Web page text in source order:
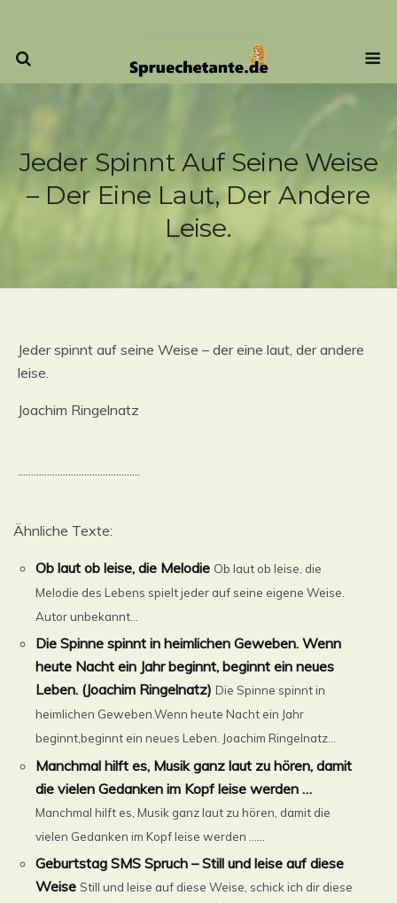
Jeder Spinnt Auf Seine Weise
– Der Eine Laut, Der Andere
Leise.
Jeder spinnt auf seine Weise – der eine laut, der andere
leise.
Joachim Ringelnatz
..............................................
Ähnliche Texte:
Ob laut ob leise, die Melodie Ob laut ob leise, die
Melodie des Lebens spielt jeder auf seine eigene Weise.
Autor unbekannt...
Die Spinne spinnt in heimlichen Geweben. Wenn
heute Nacht ein Jahr beginnt, beginnt ein neues
Leben. (Joachim Ringelnatz) Die Spinne spinnt in
heimlichen Geweben.Wenn heute Nacht ein Jahr
beginnt,beginnt ein neues Leben. Joachim Ringelnatz...
Manchmal hilft es, Musik ganz laut zu hören, damit
die vielen Gedanken im Kopf leise werden …
Manchmal hilft es, Musik ganz laut zu hören, damit die
vielen Gedanken im Kopf leise werden …...
Geburtstag SMS Spruch – Still und leise auf diese
Weise Still und leise auf diese Weise, schick ich dir diese